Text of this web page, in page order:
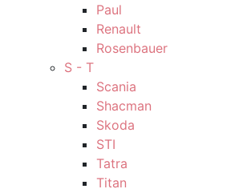
Paul
Renault
Rosenbauer
S - T
Scania
Shacman
Skoda
STI
Tatra
Titan